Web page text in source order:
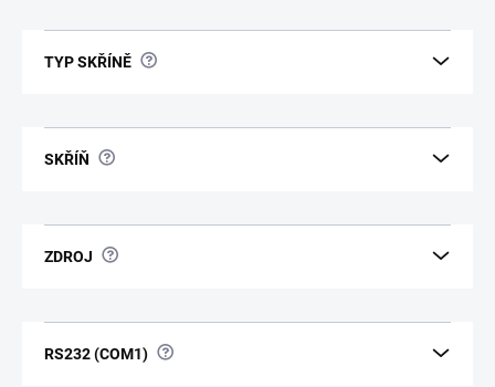
TYP SKŘÍNĚ ?
SKŘÍŇ ?
ZDROJ ?
RS232 (COM1) ?